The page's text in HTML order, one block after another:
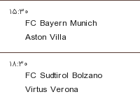
۱۵:۳۰
FC Bayern Munich
Aston Villa
۱۸:۳۰
FC Sudtirol Bolzano
Virtus Verona